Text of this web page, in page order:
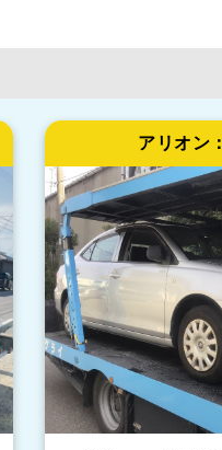
アリオン：